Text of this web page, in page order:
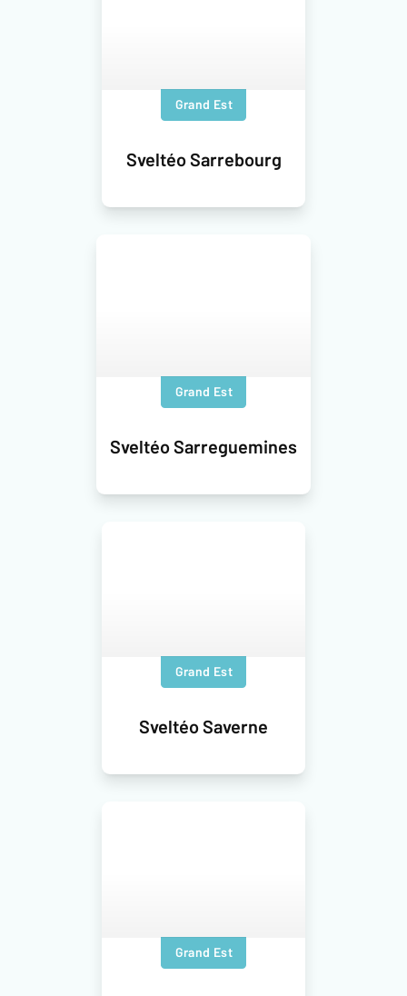
Grand Est
Sveltéo Sarrebourg
Grand Est
Sveltéo Sarreguemines
Grand Est
Sveltéo Saverne
Grand Est